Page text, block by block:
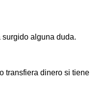
alguna duda.
transfiera dinero si tiene